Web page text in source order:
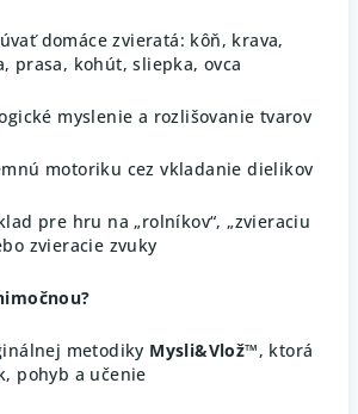
domáce zvieratá: kôň, krava,
prasa, kohút, sliepka, ovca
myslenie a rozlišovanie tvarov
motoriku cez vkladanie dielikov
pre hru na „rolníkov“, „zvieraciu
zvieracie zvuky
metodiky Mysli&Vlož™, ktorá
pohyb a učenie